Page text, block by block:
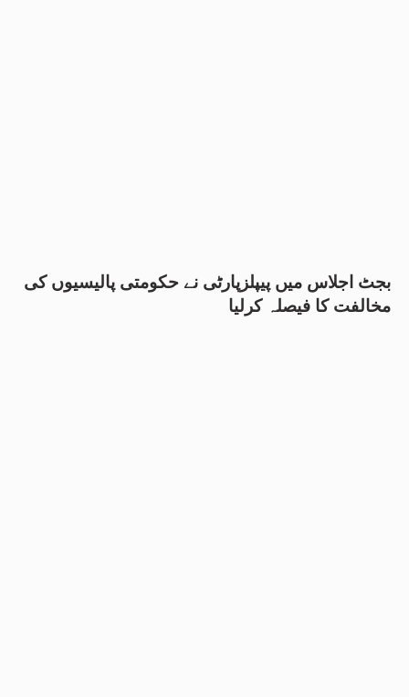
بجٹ اجلاس میں پیپلزپارٹی نے حکومتی پالیسیوں کی
مخالفت کا فیصلہ کرلیا